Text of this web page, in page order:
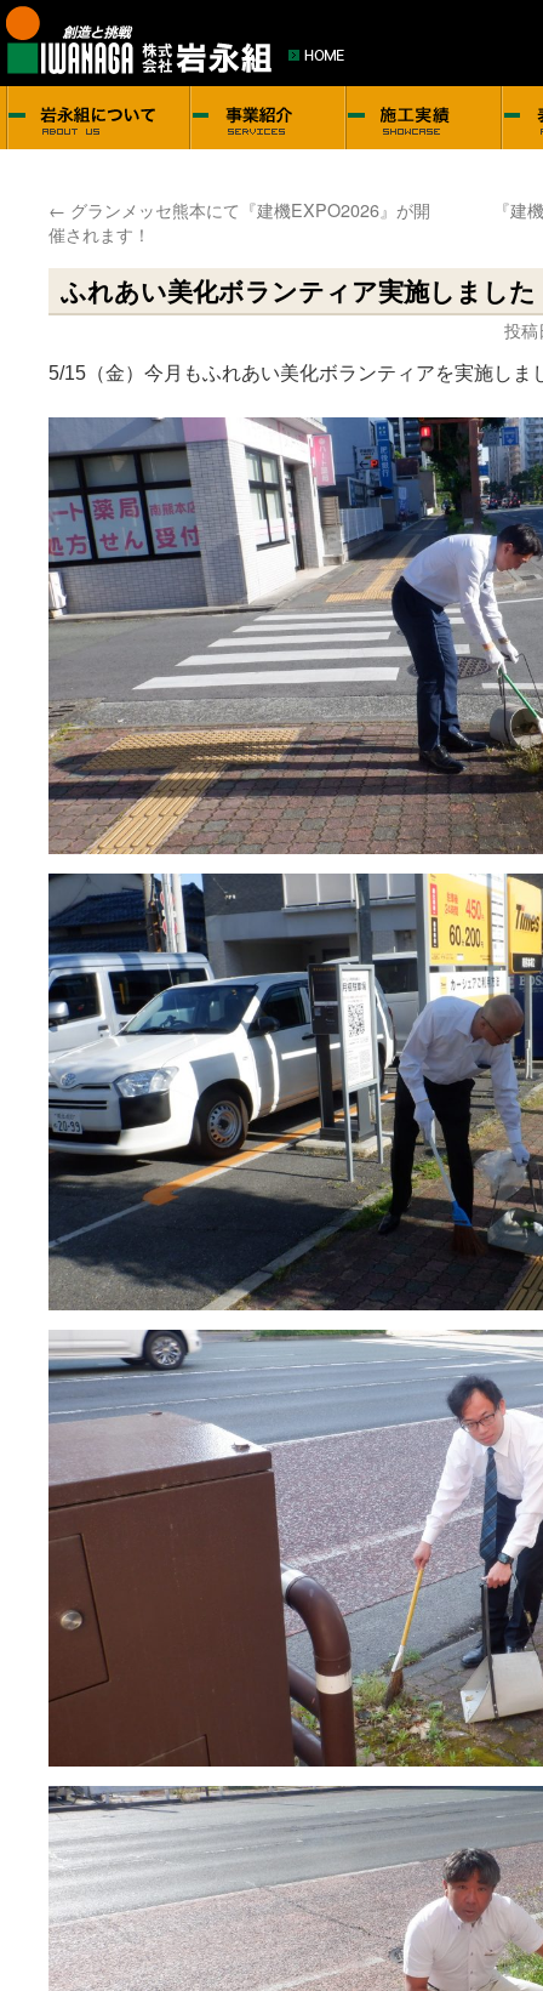
← グランメッセ熊本にて『建機EXPO2026』が開
催されます！
『建
ふれあい美化ボランティア実施しました
投稿
5/15（金）今月もふれあい美化ボランティアを実施しま